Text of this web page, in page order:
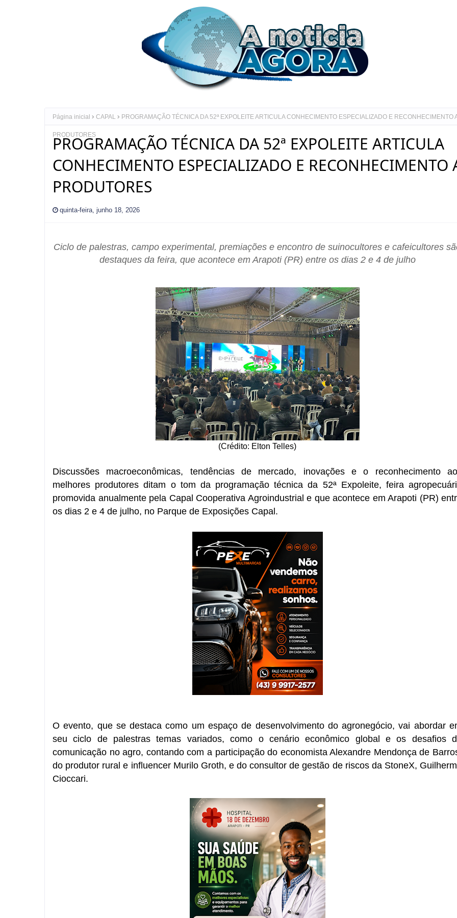
Página inicial CAPAL PROGRAMAÇÃO TÉCNICA DA 52ª EXPOLEITE ARTICULA CONHECIMENTO ESPECIALIZADO E RECONHECIMENTO
PRODUTORES
PROGRAMAÇÃO TÉCNICA DA 52ª EXPOLEITE ARTICULA
CONHECIMENTO ESPECIALIZADO E RECONHECIMENTO
PRODUTORES
quinta-feira, junho 18, 2026
Ciclo de palestras, campo experimental, premiações e encontro de suinocultores e cafeicultores
destaques da feira, que acontece em Arapoti (PR) entre os dias 2 e 4 de julho
(Crédito: Elton Telles)
Discussões macroeconômicas, tendências de mercado, inovações e o reconhecimento
melhores produtores ditam o tom da programação técnica da 52ª Expoleite, feira
promovida anualmente pela Capal Cooperativa Agroindustrial e que acontece em Arapoti (PR)
os dias 2 e 4 de julho, no Parque de Exposições Capal.
O evento, que se destaca como um espaço de desenvolvimento doagronegócio, vai abordar
seu ciclo de palestras temas variados, como o cenário econômico global e os desafios
comunicação no agro, contando com a participação do economistaAlexandre Mendonça de
do produtor rural e influencer Murilo Groth, e do consultor de gestão de riscos da StoneX,
Cioccari.